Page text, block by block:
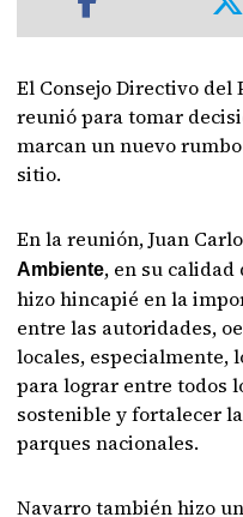
El Consejo Directivo del
reunió para tomar
marcan un nuevo
sitio.
En la reunión, Juan
Ambiente, en su
hizo hincapié en la
entre las autoridades,
locales, especialmente,
para lograr entre todos
sostenible y fortalecer
parques nacionales.
Navarro también hizo